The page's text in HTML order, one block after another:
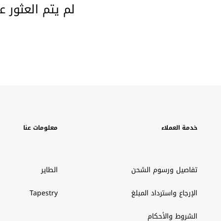
لم يتم
خدمة العملاء
تفاصيل ورسوم الشحن
الإرجاع واسترداد المبلغ
الشروط والأحكام
معلومات عنا
الطاير
Tapestry